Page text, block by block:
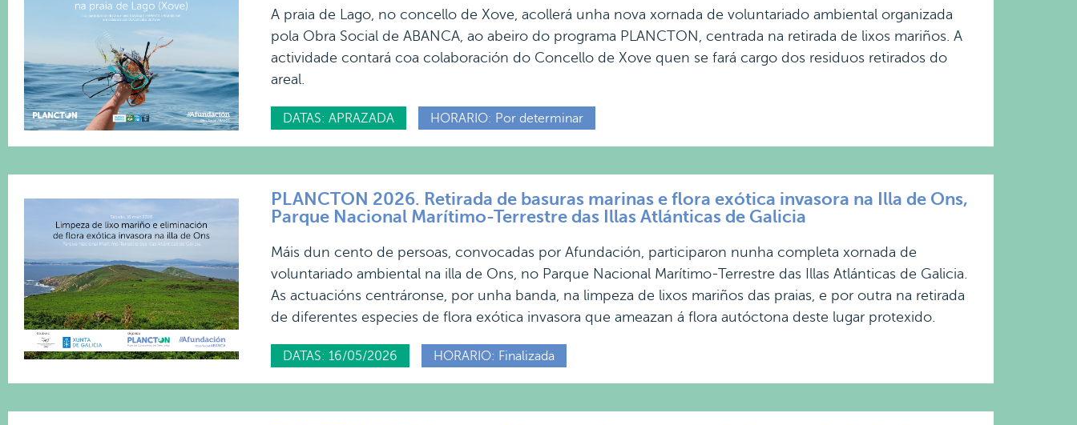
A praia de Lago, no concello de Xove, acollerá unha nova xornada de voluntariado ambiental organizada
pola Obra Social de ABANCA, ao abeiro do programa PLANCTON, centrada na retirada de lixos mariños. A
actividade contará coa colaboración do Concello de Xove quen se fará cargo dos residuos retirados do
areal.
DATAS: APRAZADA HORARIO: Por determinar
PLANCTON 2026. Retirada de basuras marinas e flora exótica invasora na Illa de Ons,
Parque Nacional Marítimo-Terrestre das Illas Atlánticas de Galicia
Máis dun cento de persoas, convocadas por Afundación, participaron nunha completa xornada de
voluntariado ambiental na illa de Ons, no Parque Nacional Marítimo-Terrestre das Illas Atlánticas de Galicia.
As actuacións centráronse, por unha banda, na limpeza de lixos mariños das praias, e por outra na retirada
de diferentes especies de flora exótica invasora que ameazan á flora autóctona deste lugar protexido.
DATAS: 16/05/2026 HORARIO: Finalizada